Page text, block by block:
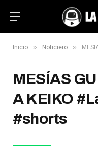
Inicio » Noticiero »
MESÍAS
A KEIKO
#shorts